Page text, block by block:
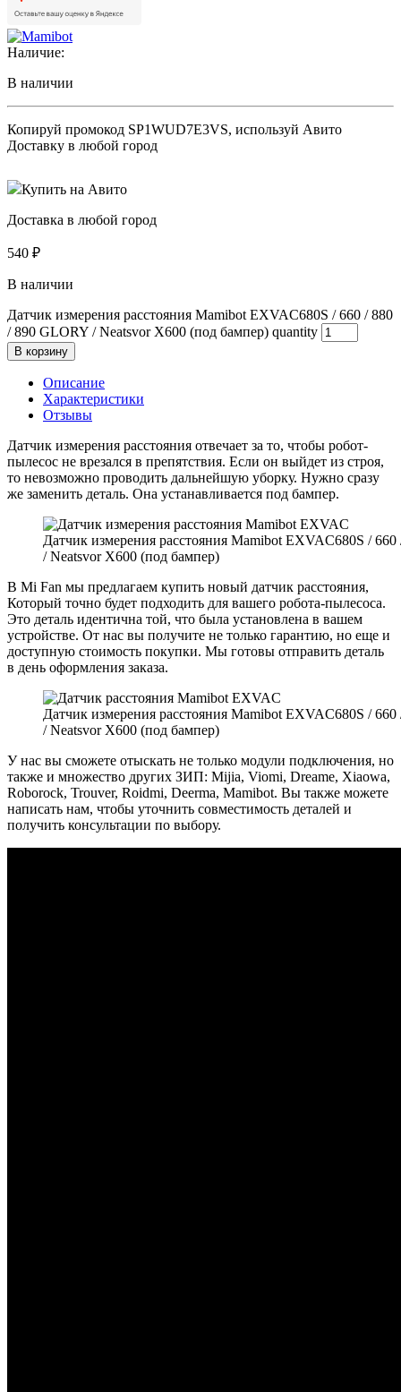
Наличие:
В наличии
Копируй промокод SP1WUD7E3VS, используй Авито
Доставку в любой город
Купить на Авито
Доставка в любой город
540 ₽
В наличии
Датчик измерения расстояния Mamibot EXVAC680S / 660 / 880
/ 890 GLORY / Neatsvor X600 (под бампер) quantity
В корзину
Описание
Характеристики
Отзывы
Датчик измерения расстояния отвечает за то, чтобы робот-
пылесос не врезался в препятствия. Если он выйдет из строя,
то невозможно проводить дальнейшую уборку. Нужно сразу
же заменить деталь. Она устанавливается под бампер.
Датчик измерения расстояния Mamibot EXVAC680S / 660
/ Neatsvor X600 (под бампер)
В Mi Fan мы предлагаем купить новый датчик расстояния,
Который точно будет подходить для вашего робота-пылесоса.
Это деталь идентична той, что была установлена в вашем
устройстве. От нас вы получите не только гарантию, но еще и
доступную стоимость покупки. Мы готовы отправить деталь
в день оформления заказа.
Датчик измерения расстояния Mamibot EXVAC680S / 660
/ Neatsvor X600 (под бампер)
У нас вы сможете отыскать не только модули подключения, но
также и множество других ЗИП: Mijia, Viomi, Dreame, Xiaowa,
Roborock, Trouver, Roidmi, Deerma, Mamibot. Вы также можете
написать нам, чтобы уточнить совместимость деталей и
получить консультации по выбору.